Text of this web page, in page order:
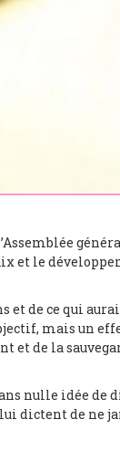
le
et de ce qui
mais un
de la
nulle idée de
de ne